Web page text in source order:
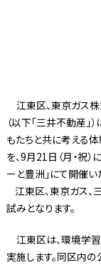
江東区、東京ガス株
（以下「三井不動産
もたちと共に考える体
を、9月21日（月・祝
ーと豊洲」にて開催い
江東区、東京ガス、
試みとなります。
江東区は、環境学
実施します。同区内